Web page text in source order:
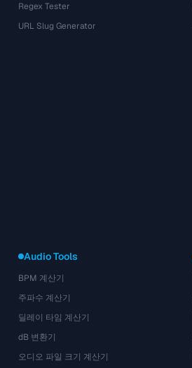
Regex Tester
URL Slug Generator
Audio Tools
BPM 계산기
주파수 계산기
딜레이 타임 계산기
dB 변환기
오디오 파일 크기 계산기